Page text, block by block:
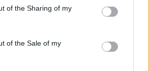
of the Sharing of my
of the Sale of my